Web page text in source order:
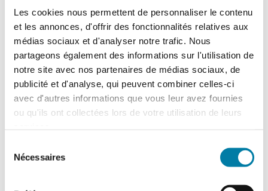
Les cookies nous permettent de personnaliser le contenu
et les annonces, d'offrir des fonctionnalités relatives aux
médias sociaux et d'analyser notre trafic. Nous
partageons également des informations sur l'utilisation de
notre site avec nos partenaires de médias sociaux, de
publicité et d'analyse, qui peuvent combiner celles-ci
avec d'autres informations que vous leur avez fournies
ou qu'ils ont collectées lors de votre utilisation de leurs
Nécessaires
Face au Risque
Magazine numérique n° 548 –
Décembre 2018-janvier 2019